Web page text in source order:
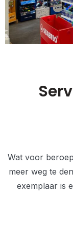
Wat voor
meer weg te
exemplaar is